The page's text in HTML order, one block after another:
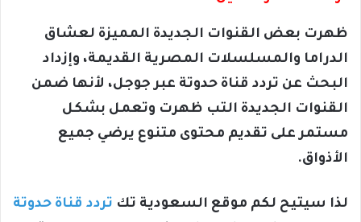
ظهرت بعض القنوات الجديدة المميزة لعشاق
الدراما والمسلسلات المصرية القديمة، وإزداد
البحث عن تردد قناة حدوتة عبر جوجل، لأنها ضمن
القنوات الجديدة التب ظهرت وتعمل بشكل
مستمر على تقديم محتوى متنوع يرضي جميع
الأذواق.
لذا سيتيح لكم موقع السعودية تك تردد قناة حدوتة